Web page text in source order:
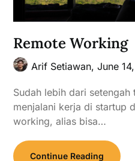
Remote Working
Arif Setiawan,June
Sudah lebih dari setengah
menjalani kerja di startup
working, alias bisa…
Continue Reading